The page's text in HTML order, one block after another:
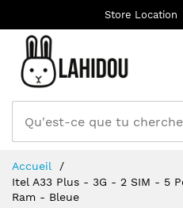
Store Location
au
contenu
Accueil
Itel A33 Plus - 3G - 2 SIM - 5
Ram - Bleue